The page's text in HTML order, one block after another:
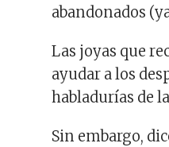
abandonados
Las joyas que
ayudar a los
habladurías de
Sin embargo,